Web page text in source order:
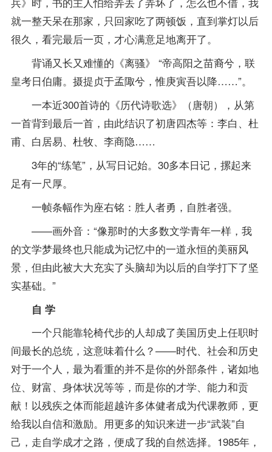
就一整天呆在那家，只回家吃了两顿饭，直到掌灯以后
很久，看完最后一页，才心满意足地离开了。
背诵又长又难懂的《离骚》 “帝高阳之苗裔兮，联
皇考日伯庸。摄提贞于孟陬兮，惟庚寅吾以降……”。
一本近300首诗的《历代诗歌选》（唐朝），从第
一首背到最后一首，由此结识了初唐四杰等：李白、杜
甫、白居易、杜牧、李商隐……
3年的“练笔”，从写日记始。30多本日记，摞起来
足有一尺厚。
一帧条幅作为座右铭：胜人者勇，自胜者强。
——画外音：“像那时的大多数文学青年一样，我
的文学梦最终也只能成为记忆中的一道永恒的美丽风
景，但由此被大大充实了头脑却为以后的自学打下了坚
实基础。”
自 学
一个只能靠轮椅代步的人却成了美国历史上任职时
间最长的总统，这意味着什么？——时代、社会和历史
对于一个人，最为看重的并不是你的外部条件，诸如地
位、财富、身体状况等等，而是你的才学、能力和贡
献！以残疾之体而能超越许多体健者成为代课教师，更
给我以自信和激励。用更多的知识来进一步“武装”自
己，走自学成才之路，便成了我的自然选择。1985年，